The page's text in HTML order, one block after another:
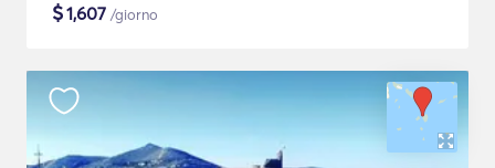
$1,607 /giorno